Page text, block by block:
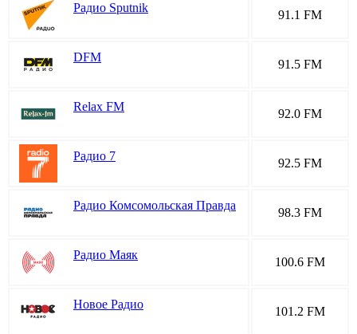
Радио Sputnik
91.1 FM
DFM
91.5 FM
Relax FM
92.0 FM
Радио 7
92.5 FM
Радио Комсомольская Правда
98.3 FM
Радио Маяк
100.6 FM
Новое Радио
101.2 FM